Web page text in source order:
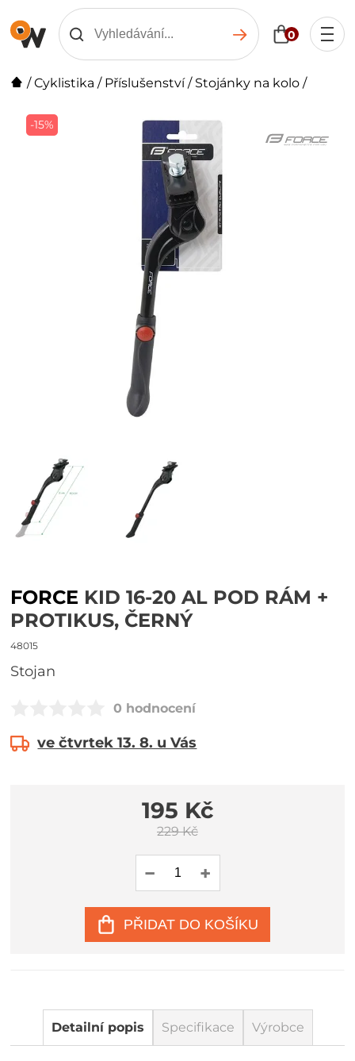
0
/Cyklistika / Příslušenství/ Stojánky na kolo /
-15%
FORCE KID 16-20 AL POD RÁM +
PROTIKUS, ČERNÝ
48015
stojan
0 hodnocení
ve čtvrtek 13. 8. u Vás
195 Kč
229 Kč
PŘIDAT DO KOŠÍKU
Detailní popis Specifikace Výrobce